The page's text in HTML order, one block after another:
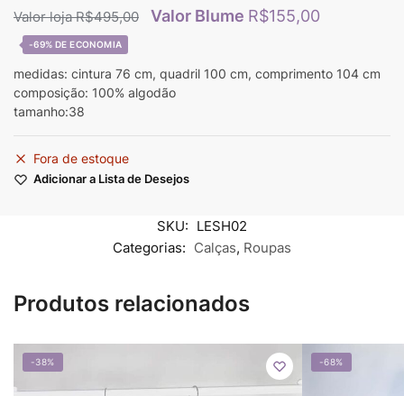
R$495,00 R$155,00
-69%
medidas: cintura 76 cm, quadril 100 cm, comprimento 104 cm
composição: 100% algodão
tamanho:38
Fora de estoque
Adicionar a Lista de Desejos
SKU: LESH02
Categorias: Calças, Roupas
Produtos relacionados
-38% -68%